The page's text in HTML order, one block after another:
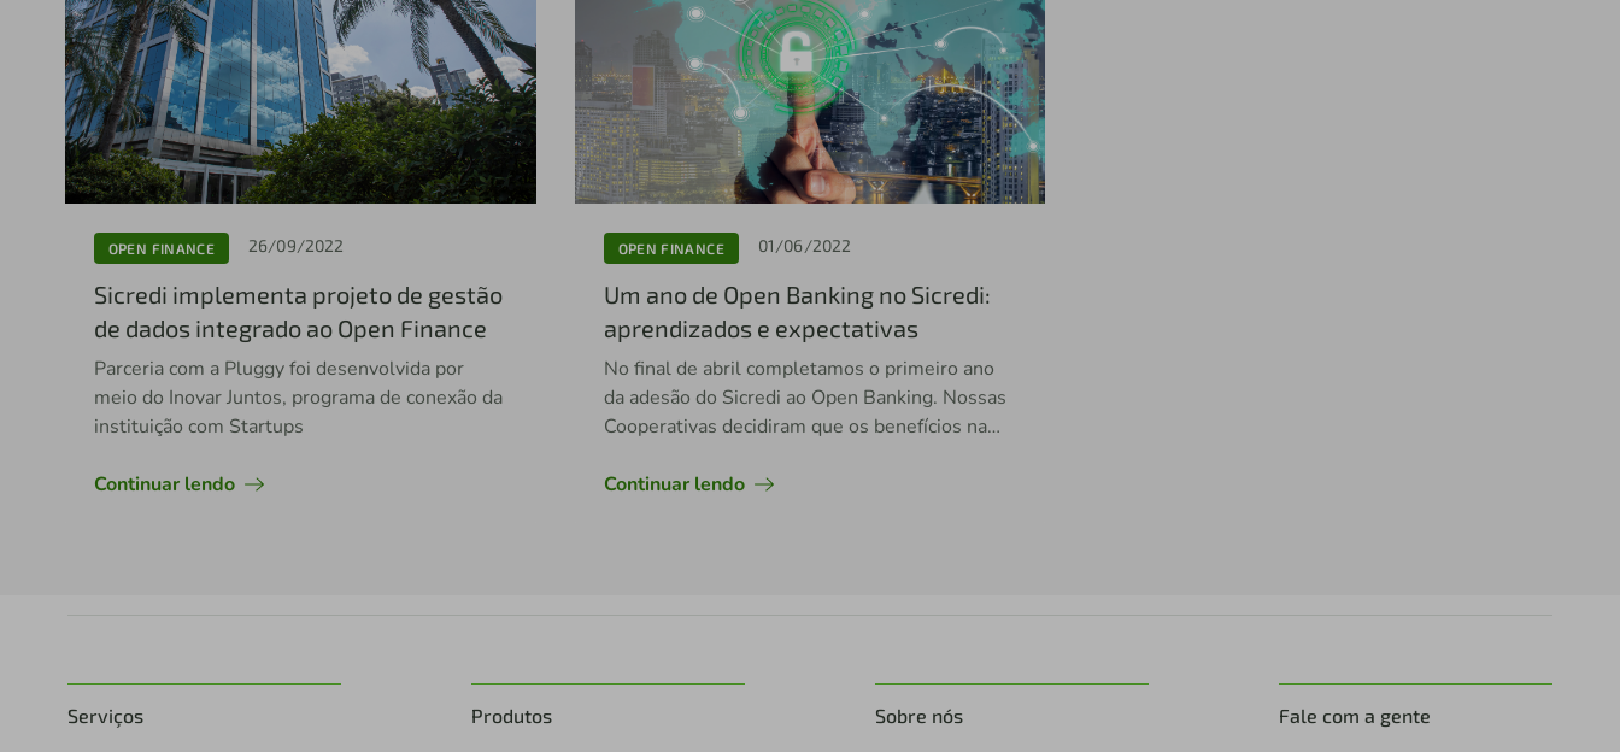
OPEN FINANCE 26/09/2022
Sicredi implementa projeto de gestão
de dados integrado ao Open Finance
Parceria com a Pluggy foi desenvolvida por
meio do Inovar Juntos, programa de conexão da
instituição com Startups
Continuar lendo
OPEN FINANCE 01/06/2022
Um ano de Open Banking no Sicredi:
aprendizados e expectativas
No final de abril completamos o primeiro ano
da adesão do Sicredi ao Open Banking. Nossas
Cooperativas decidiram que os benefícios na
mesmo não obrigatória para o
Continuar lendo
Serviços Produtos Sobre nós Fale com a gente